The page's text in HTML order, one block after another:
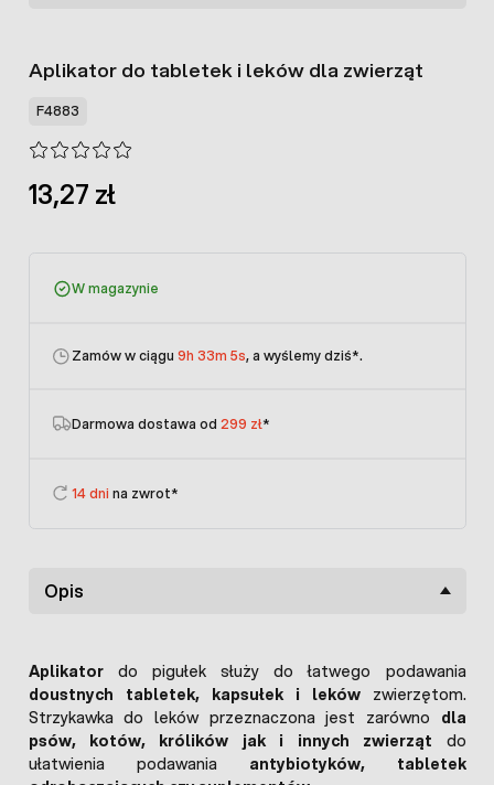
Aplikator do tabletek i leków dla zwierząt
F4883
13,27 zł
W magazynie
Zamów w ciągu 9h 33m 5s, a wyślemy dziś*.
Darmowa dostawa od 299 zł*
14 dni na zwrot*
Opis
Aplikator do pigułek służy do łatwego podawania
doustnych tabletek, kapsułek i leków zwierzętom.
Strzykawka do leków przeznaczona jest zarówno dla
psów, kotów, królików jak i innych zwierząt do
ułatwienia podawania antybiotyków, tabletek